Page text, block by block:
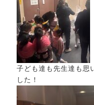
子ども達も先生達も思
した！